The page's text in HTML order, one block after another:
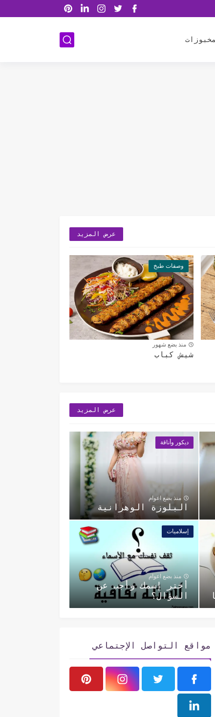
عرض المزيد
وصفات طبخ
منذ بضع شهور
شيش كباب
عرض المزيد
ديكور وأناقة
منذ بضع اعوام
البلوزة الوهرانية
إسلاميات
منذ بضع اعوام
أختر إسمك وأجب عن
السؤال؟
مواقع التواصل الإجتماعي